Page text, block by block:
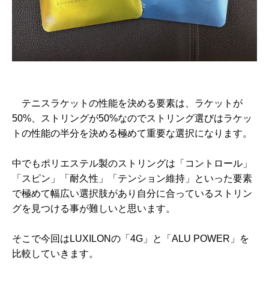
テニスラケットの性能を決める要素は、ラケットが
50%、ストリングが50%なのでストリング選びはラケッ
トの性能の半分を決める極めて重要な選択になります。
中でもポリエステル製のストリングは「コントロール」
「スピン」「耐久性」「テンション維持」といった要素
で極めて幅広い選択肢があり自分に合っているストリン
グを見つける事が難しいと思います。
そこで今回はLUXILONの「4G」と「ALU POWER」を
比較していきます。